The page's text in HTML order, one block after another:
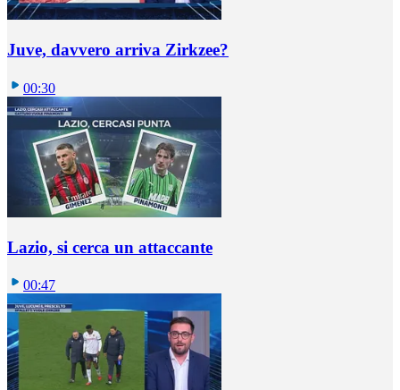
Juve, davvero arriva Zirkzee?
00:30
Lazio, si cerca un attaccante
00:47